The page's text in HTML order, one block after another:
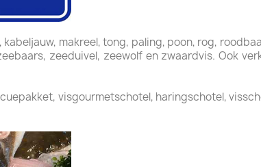
makreel, tong, paling, poon, rog,
zeeduivel, zeewolf en zwaardvis. Ook
visgourmetschotel, haringschotel,